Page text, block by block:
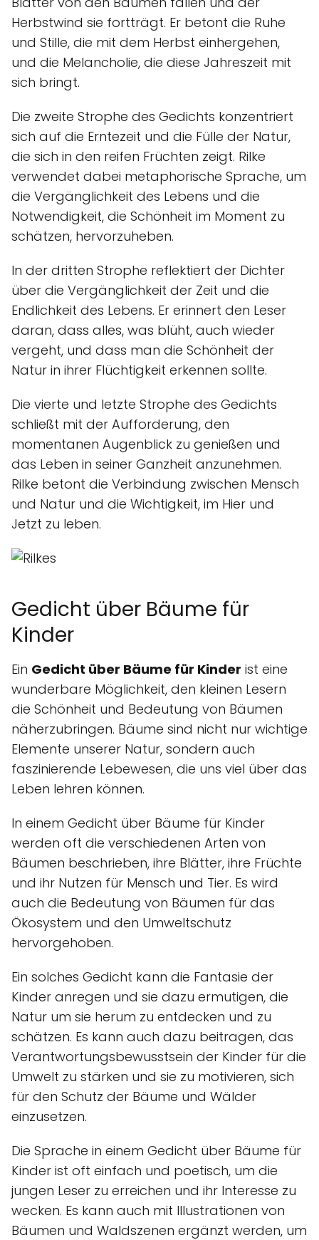
Herbstwind sie fortträgt. Er betont die Ruhe
und Stille, die mit dem Herbst einhergehen,
und die Melancholie, die diese Jahreszeit mit
sich bringt.
Die zweite Strophe des Gedichts konzentriert
sich auf die Erntezeit und die Fülle der Natur,
die sich in den reifen Früchten zeigt. Rilke
verwendet dabei metaphorische Sprache, um
die Vergänglichkeit des Lebens und die
Notwendigkeit, die Schönheit im Moment zu
schätzen, hervorzuheben.
In der dritten Strophe reflektiert der Dichter
über die Vergänglichkeit der Zeit und die
Endlichkeit des Lebens. Er erinnert den Leser
daran, dass alles, was blüht, auch wieder
vergeht, und dass man die Schönheit der
Natur in ihrer Flüchtigkeit erkennen sollte.
Die vierte und letzte Strophe des Gedichts
schließt mit der Aufforderung, den
momentanen Augenblick zu genießen und
das Leben in seiner Ganzheit anzunehmen.
Rilke betont die Verbindung zwischen Mensch
und Natur und die Wichtigkeit, im Hier und
Jetzt zu leben.
Gedicht über Bäume für
Kinder
Ein Gedicht über Bäume für Kinder ist eine
wunderbare Möglichkeit, den kleinen Lesern
die Schönheit und Bedeutung von Bäumen
näherzubringen. Bäume sind nicht nur wichtige
Elemente unserer Natur, sondern auch
faszinierende Lebewesen, die uns viel über das
Leben lehren können.
In einem Gedicht über Bäume für Kinder
werden oft die verschiedenen Arten von
Bäumen beschrieben, ihre Blätter, ihre Früchte
und ihr Nutzen für Mensch und Tier. Es wird
auch die Bedeutung von Bäumen für das
Ökosystem und den Umweltschutz
hervorgehoben.
Ein solches Gedicht kann die Fantasie der
Kinder anregen und sie dazu ermutigen, die
Natur um sie herum zu entdecken und zu
schätzen. Es kann auch dazu beitragen, das
Verantwortungsbewusstsein der Kinder für die
Umwelt zu stärken und sie zu motivieren, sich
für den Schutz der Bäume und Wälder
einzusetzen.
Die Sprache in einem Gedicht über Bäume für
Kinder ist oft einfach und poetisch, um die
jungen Leser zu erreichen und ihr Interesse zu
wecken. Es kann auch mit Illustrationen von
Bäumen und Waldszenen ergänzt werden, um